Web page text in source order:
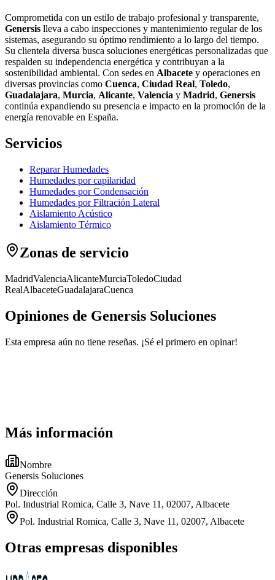
Comprometida con un estilo de trabajo profesional y transparente,
Genersis lleva a cabo inspecciones y mantenimiento regular de los
sistemas, asegurando su óptimo rendimiento a lo largo del tiempo.
Su clientela diversa busca soluciones energéticas personalizadas que
respalden su independencia energética y contribuyan a la
sostenibilidad ambiental. Con sedes en Albacete y operaciones en
diversas provincias como Cuenca, Ciudad Real, Toledo,
Guadalajara, Murcia, Alicante, Valencia y Madrid, Genersis
continúa expandiendo su presencia e impacto en la promoción de la
energía renovable en España.
Servicios
Reparar Humedades
Humedades por capilaridad
Humedades por Condensación
Humedades por Filtración Lateral
Aislamiento Acústico
Aislamiento Térmico
Zonas de servicio
MadridValenciaAlicanteMurciaToledoCiudad
RealAlbaceteGuadalajaraCuenca
Opiniones de Genersis Soluciones
Esta empresa aún no tiene reseñas. ¡Sé el primero en opinar!
Más información
Nombre
Genersis Soluciones
Dirección
Pol. Industrial Romica, Calle 3, Nave 11, 02007, Albacete
Pol. Industrial Romica, Calle 3, Nave 11, 02007, Albacete
Otras empresas disponibles